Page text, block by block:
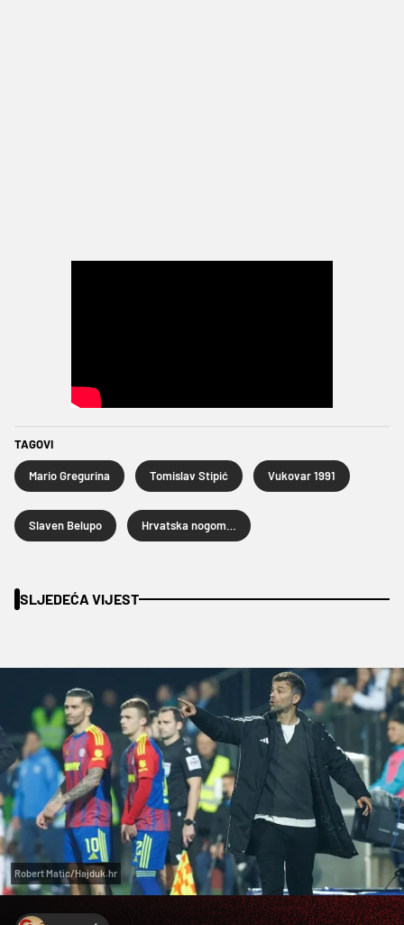
TAGOVI
Mario Gregurina Tomislav Stipić Vukovar 1991
Slaven Belupo
SLJEDEĆA VIJEST
Robert Matic/Hajduk.hr